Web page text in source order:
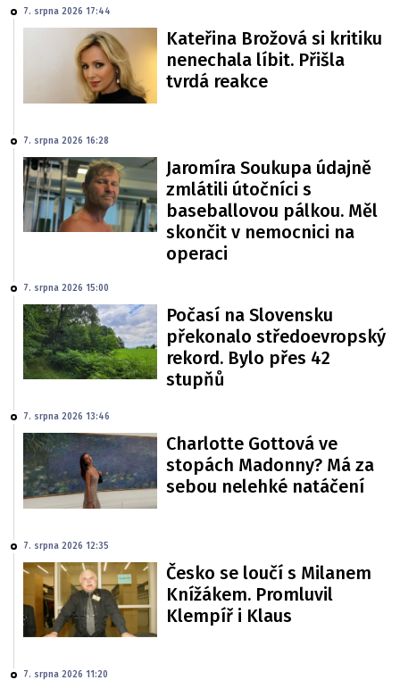
7. srpna 2026 17:44
Kateřina Brožová si kritiku
nenechala líbit. Přišla
tvrdá reakce
7. srpna 2026 16:28
Jaromíra Soukupa údajně
zmlátili útočníci s
baseballovou pálkou. Měl
skončit v nemocnici na
operaci
7. srpna 2026 15:00
Počasí na Slovensku
překonalo středoevropský
rekord. Bylo přes 42
stupňů
7. srpna 2026 13:46
Charlotte Gottová ve
stopách Madonny? Má za
sebou nelehké natáčení
7. srpna 2026 12:35
Česko se loučí s Milanem
Knížákem. Promluvil
Klempíř i Klaus
7. srpna 2026 11:20